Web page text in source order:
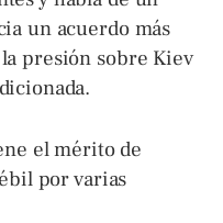
un acuerdo más
presión sobre Kiev
el mérito de
por varias